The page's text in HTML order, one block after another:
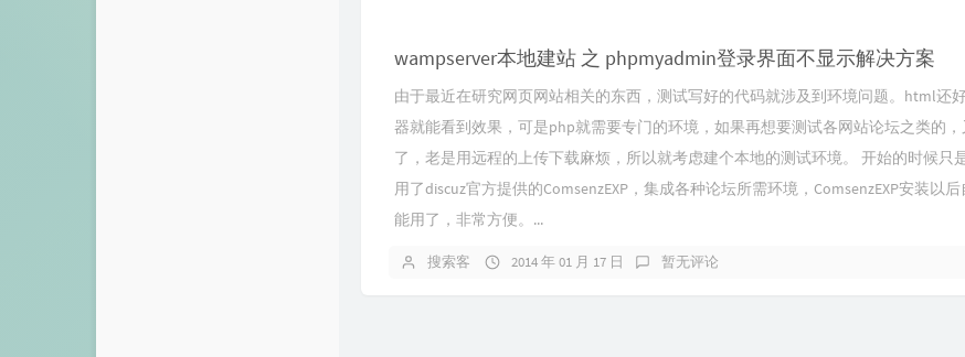
wampserver本地建站 之 phpmyadmin登录界面不显示解决方案
由于最近在研究网页网站相关的东西，测试写好的代码就涉及到环境问题。html还
器就能看到效果，可是php就需要专门的环境，如果再想要测试各网站论坛之类的
了，老是用远程的上传下载麻烦，所以就考虑建个本地的测试环境。 开始的时候只
用了discuz官方提供的ComsenzEXP，集成各种论坛所需环境，ComsenzEXP安装以
能用了，非常方便。...
搜索客 2014 年 01 月 17 日 暂无评论